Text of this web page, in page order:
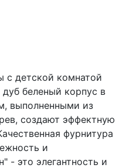
с детской комнатой
беленый корпус в
выполненными из
создают эффектную
фурнитура
и
- это элегантность и